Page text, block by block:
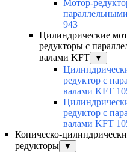
Мотор-
943
Цилиндрические
редукторы с
валами KFT
▼
редуктор с
валами KFT
редуктор с
валами KFT
Коническо-
редукторы
▼